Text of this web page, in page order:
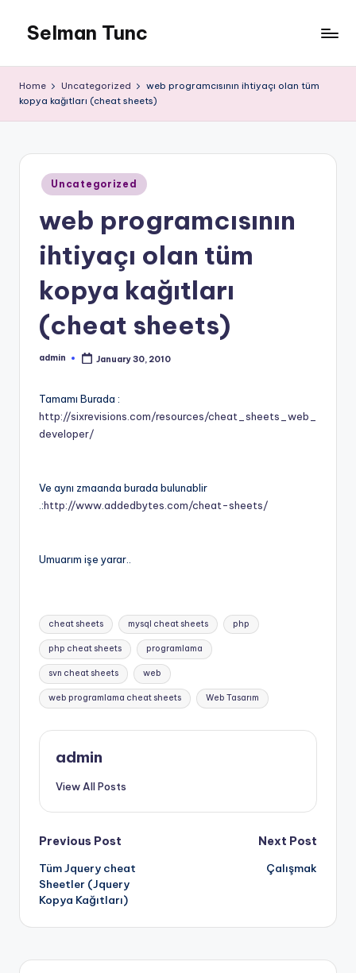
Selman Tunc
Home Uncategorized
web programcısının ihtiyaçı olan tüm
kopya kağıtları (cheat sheets)
Posted
in
Uncategorized
web programcısının
ihtiyaçı olan tüm
kopya kağıtları
(cheat sheets)
Posted
admin January 30, 2010
Tamamı Burada :
http://sixrevisions.com/resources/cheat_sheets_web_
developer/
Ve aynı zmaanda burada bulunablir
.:http://www.addedbytes.com/cheat-sheets/
Umuarım işe yarar..
Tags:
cheat sheets mysql cheat sheets php
php cheat sheets programlama
svn cheat sheets web
web programlama cheat sheets Web Tasarım
admin
View All Posts
Post
navigation
Previous Post
Tüm Jquery cheat
Sheetler (Jquery
Kopya Kağıtları)
Next Post
Çalışmak